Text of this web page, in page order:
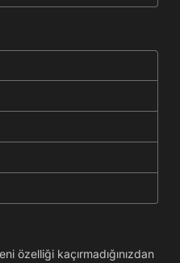
özelliği kaçırmadığınızdan